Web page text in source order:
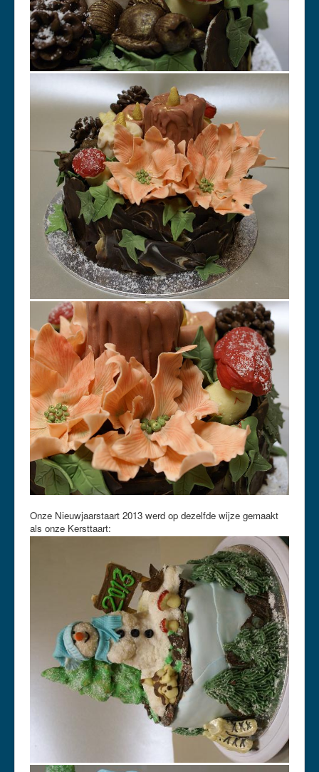
Onze Nieuwjaarstaart 2013 werd op dezelfde wijze gemaakt
als onze Kersttaart: